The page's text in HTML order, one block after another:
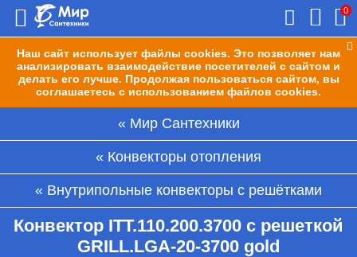
Наш сайт использует файлы cookies. Это позволяет нам
анализировать взаимодействие посетителей с сайтом и
делать его лучше. Продолжая пользоваться сайтом, вы
соглашаетесь с использованием файлов cookies.
0
Мир Сантехники
Конвекторы отопления
Внутрипольные конвекторы с решётками
Конвектор ITT.110.200.3700 с решеткой
GRILL.LGA-20-3700 gold